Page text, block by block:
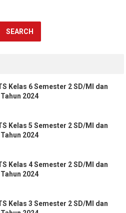
Kelas 6 Semester 2 SD/MI dan
2024
Kelas 5 Semester 2 SD/MI dan
2024
Kelas 4 Semester 2 SD/MI dan
2024
Kelas 3 Semester 2 SD/MI dan